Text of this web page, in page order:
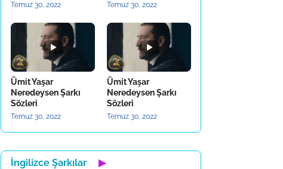
Temuz 30, 2022 Temuz 30, 2022
Ümit Yaşar
Neredeysen Şarkı
Sözleri
Temuz 30, 2022
Ümit Yaşar
Neredeysen Şarkı
Sözleri
Temuz 30, 2022
İngilizce Şarkılar ▶